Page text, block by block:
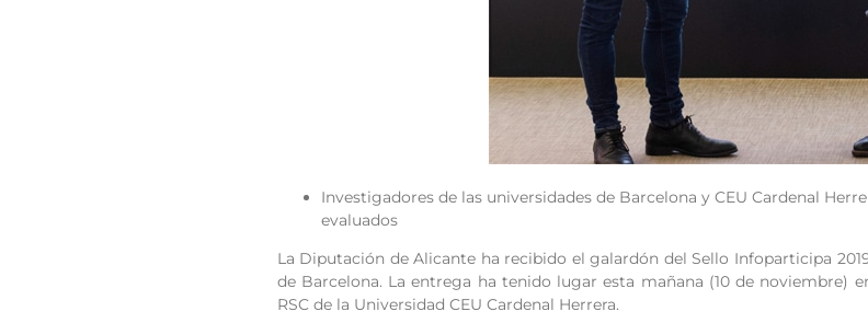
Investigadores de las universidades de Barcelona y CEU Cardenal
evaluados
La Diputación de Alicante ha recibido el galardón del Sello Infoparticipa
de Barcelona. La entrega ha tenido lugar esta mañana (10 de noviembre)
RSC de la Universidad CEU Cardenal Herrera.